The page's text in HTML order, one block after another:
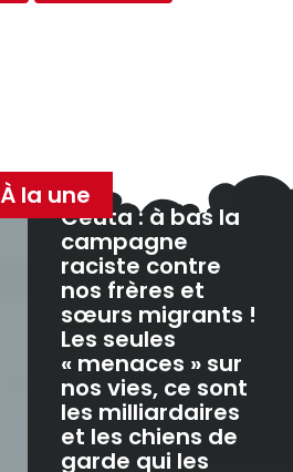
À la une
Ceuta : à bas la
campagne
raciste contre
nos frères et
sœurs migrants !
Les seules
« menaces » sur
nos vies, ce sont
les milliardaires
et les chiens de
garde qui les